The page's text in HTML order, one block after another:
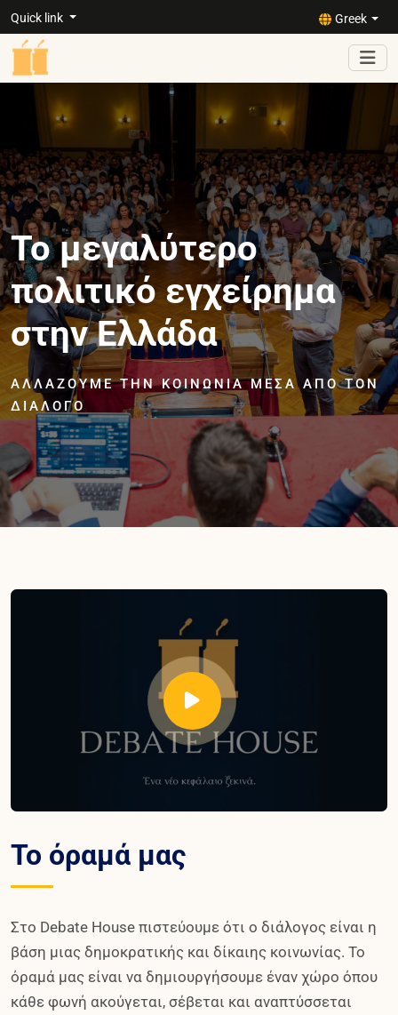
Quick link Greek
Το μεγαλύτερο
πολιτικό εγχείρημα
στην Ελλάδα
ΑΛΛΆΖΟΥΜΕ ΤΗΝ ΚΟΙΝΩΝΊΑ ΜΈΣΑ ΑΠΌ ΤΟΝ
ΔΙΆΛΟΓΟ
Το όραμά μας
Στο Debate House πιστεύουμε ότι ο διάλογος είναι η
βάση μιας δημοκρατικής και δίκαιης κοινωνίας. Το
όραμά μας είναι να δημιουργήσουμε έναν χώρο όπου
κάθε φωνή ακούγεται, σέβεται και αναπτύσσεται